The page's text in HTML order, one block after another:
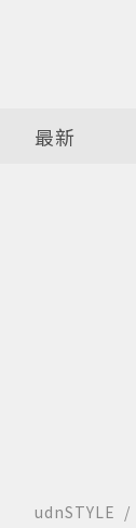
最新
udnSTYLE